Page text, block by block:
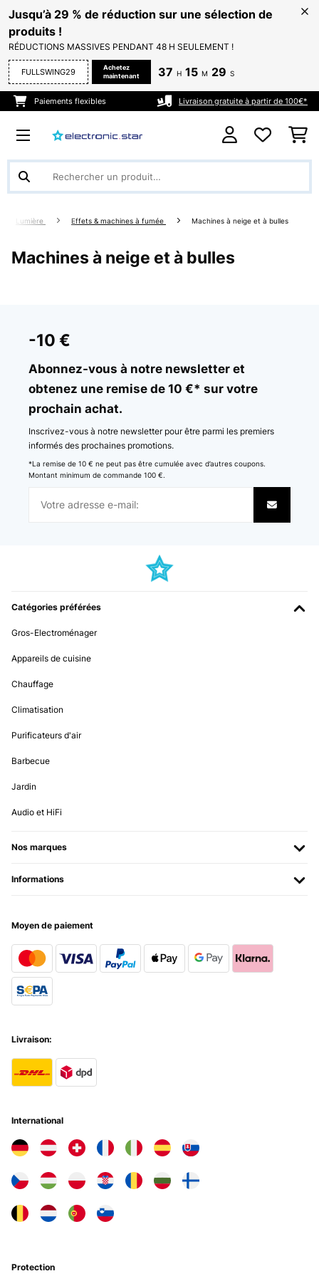
Jusqu’à 29 % de réduction sur une sélection de
produits !
RÉDUCTIONS MASSIVES PENDANT 48 H SEULEMENT !
FULLSWING29
Achetez
maintenant
37 H 15 M 29 S
Paiements flexibles Livraison gratuite à partir de 100€*
Lumière Effets & machines à fumée Machines à neige et à bulles
Machines à neige et à bulles
-10 €
Abonnez-vous à notre newsletter et
obtenez une remise de 10 €* sur votre
prochain achat.
Inscrivez-vous à notre newsletter pour être parmi les premiers
informés des prochaines promotions.
*La remise de 10 € ne peut pas être cumulée avec d’autres coupons.
Montant minimum de commande 100 €.
Catégories préférées
Gros-Electroménager
Appareils de cuisine
Chauffage
Climatisation
Purificateurs d'air
Barbecue
Jardin
Audio et HiFi
Nos marques
Informations
Moyen de paiement
Livraison:
International
Protection